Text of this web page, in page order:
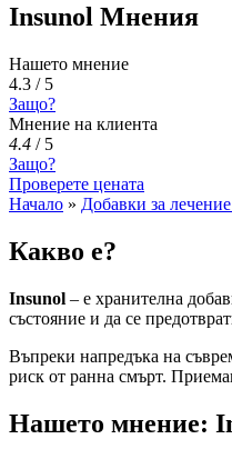
Insunol Мнения
Нашето мнение
4.3 / 5
Защо?
Мнение на клиента
4.4 / 5
Защо?
Проверете цената
Начало » Добавки за
Какво е?
Insunol – е хранителна
състояние и да се
Въпреки напредъка на
риск от ранна смърт.
Нашето мнение: